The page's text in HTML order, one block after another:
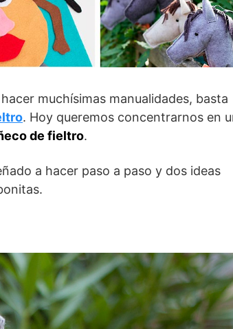
muchísimas manualidades, basta
. Hoy queremos concentrarnos en
de fieltro.
a hacer paso a paso y dos ideas